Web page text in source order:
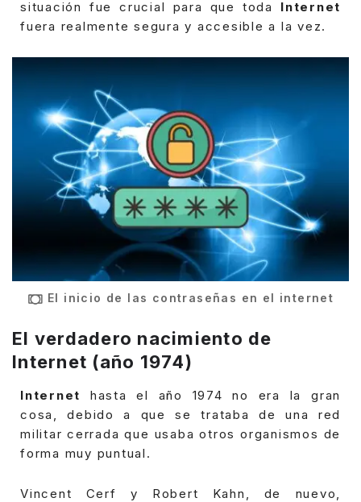
situación fue crucial para que toda Internet
fuera realmente segura y accesible a la vez.
El inicio de las contraseñas en el internet
El verdadero nacimiento de
Internet (año 1974)
Internet hasta el año 1974 no era la gran
cosa, debido a que se trataba de una red
militar cerrada que usaba otros organismos de
forma muy puntual.
Vincent Cerf y Robert Kahn, de nuevo,